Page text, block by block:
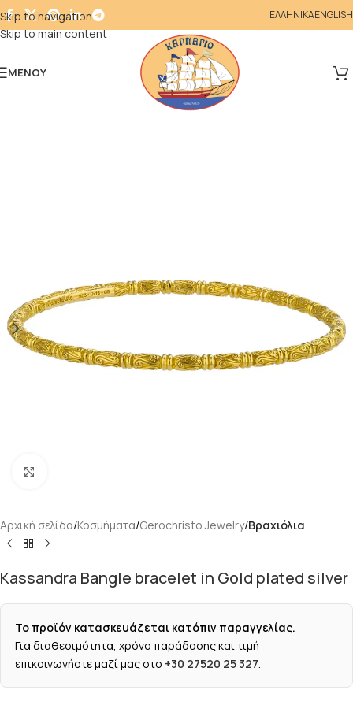
Skip to navigation
Skip to main content
ΕΛΛΗΝΙΚΑENGLISH
ΜΕΝΟΎ
Αρχική σελίδα Κοσμήματα Gerochristo Jewelry Βραχιόλια
Kassandra Bangle bracelet in Gold plated silver
Το προϊόν κατασκευάζεται κατόπιν παραγγελίας.
Για διαθεσιμότητα, χρόνο παράδοσης και τιμή
επικοινωνήστε μαζί μας στο +30 27520 25 327.